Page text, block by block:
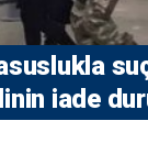
iade